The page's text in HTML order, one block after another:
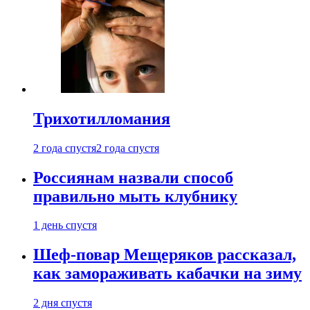
Трихотилломания
2 года спустя2 года спустя
Россиянам назвали способ
правильно мыть клубнику
1 день спустя
Шеф-повар Мещеряков рассказал,
как замораживать кабачки на зиму
2 дня спустя